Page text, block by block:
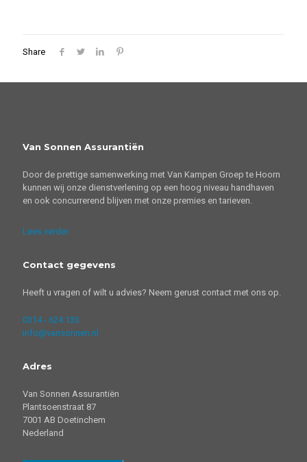
Share
Van Sonnen Assurantiën
Door de prettige samenwerking met Van Kampen Groep te Hoorn
kunnen wij onze dienstverlening op een hoog niveau handhaven
en ook concurrerend blijven met onze premies en tarieven.
Lees verder
Contact gegevens
Heeft u vragen of wilt u advies? Neem gerust contact met ons op.
0314 - 624 133
info@vansonnen.nl
Adres
Van Sonnen Assurantiën
Plantsoenstraat 87
7001 AB Doetinchem
Nederland